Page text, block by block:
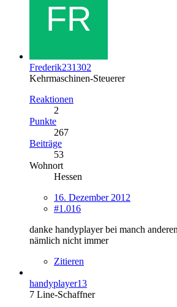
Frederik231302
Kehrmaschinen-Steuerer
Reaktionen
2
Punkte
267
Beiträge
53
Wohnort
Hessen
16. Dezember 2012
#1.016
danke handyplayer bei manch
nämlich nicht immer
Zitieren
handyplayer13
7 Line-Schaffner